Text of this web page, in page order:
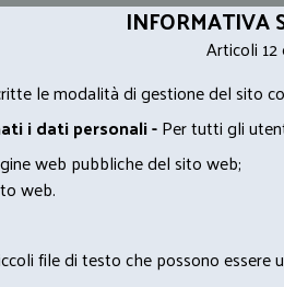
INFORMATIVA
Articoli
le modalità di gestione del sito
i dati personali -Per tutti gli
web pubbliche del sito web;
web.
file di testo che possono